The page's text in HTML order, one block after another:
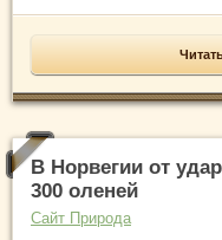
В Норвегии от
300 оленей
Сайт Природа